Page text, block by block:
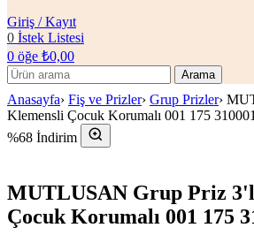
Giriş / Kayıt
0 İstek Listesi
0 öğe ₺0,00
Arama
Anasayfa› Fiş ve Prizler› Grup Prizler›
Klemensli Çocuk Korumalı 001 175
%68 İndirim
MUTLUSAN Grup Priz
Çocuk Korumalı 001 175